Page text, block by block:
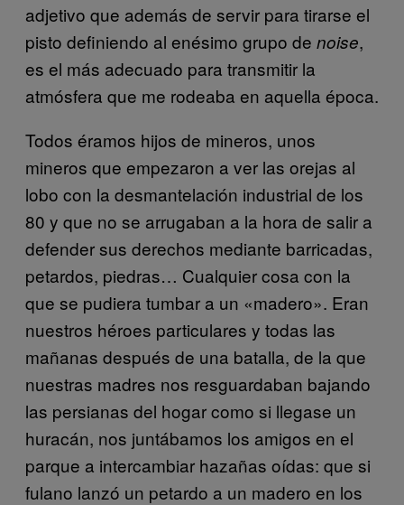
adjetivo que además de servir para tirarse el
pisto definiendo al enésimo grupo de noise,
es el más adecuado para transmitir la
atmósfera que me rodeaba en aquella época.
Todos éramos hijos de mineros, unos
mineros que empezaron a ver las orejas al
lobo con la desmantelación industrial de los
80 y que no se arrugaban a la hora de salir a
defender sus derechos mediante barricadas,
petardos, piedras… Cualquier cosa con la
que se pudiera tumbar a un «madero». Eran
nuestros héroes particulares y todas las
mañanas después de una batalla, de la que
nuestras madres nos resguardaban bajando
las persianas del hogar como si llegase un
huracán, nos juntábamos los amigos en el
parque a intercambiar hazañas oídas: que si
fulano lanzó un petardo a un madero en los